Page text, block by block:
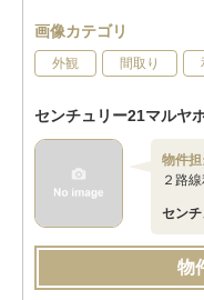
画像カテゴリ
外観 間取り
センチュリー21マルヤ
物件
２路
セン
物